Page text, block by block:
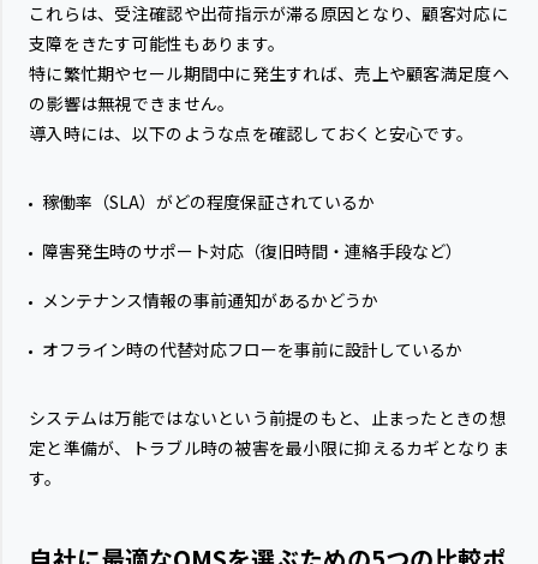
これらは、受注確認や出荷指示が滞る原因となり、顧客対応に
支障をきたす可能性もあります。
特に繁忙期やセール期間中に発生すれば、売上や顧客満足度へ
の影響は無視できません。
導入時には、以下のような点を確認しておくと安心です。
稼働率（SLA）がどの程度保証されているか
障害発生時のサポート対応（復旧時間・連絡手段など）
メンテナンス情報の事前通知があるかどうか
オフライン時の代替対応フローを事前に設計しているか
システムは万能ではないという前提のもと、止まったときの想
定と準備が、トラブル時の被害を最小限に抑えるカギとなりま
す。